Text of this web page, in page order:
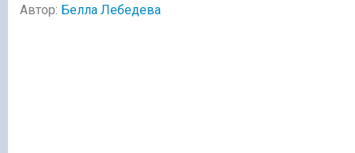
Автор: Белла Лебедева